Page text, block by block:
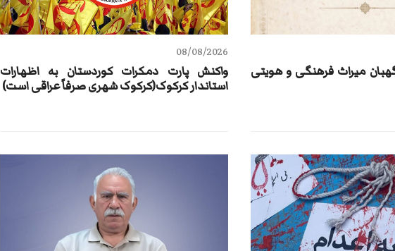
میراث فرهنگی و هویتی
08/08/2026
واکنش پارت دمکرات کوردستان به اظهارات
استاندار کرکوک(کرکوک شهری صرفاً عراقی است)